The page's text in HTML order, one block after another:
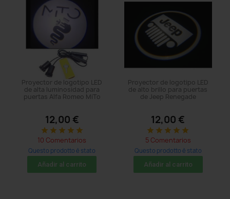
Proyector de logotipo LED
de alta luminosidad para
puertas Alfa Romeo MiTo
12,00 €
star star star star star
10 Comentarios
Questo prodotto è stato
acquistato: 8 times
Añadir al carrito
Proyector de logotipo LED
de alto brillo para puertas
de Jeep Renegade
12,00 €
star star star star star
5 Comentarios
Questo prodotto è stato
acquistato: 68 times
Añadir al carrito